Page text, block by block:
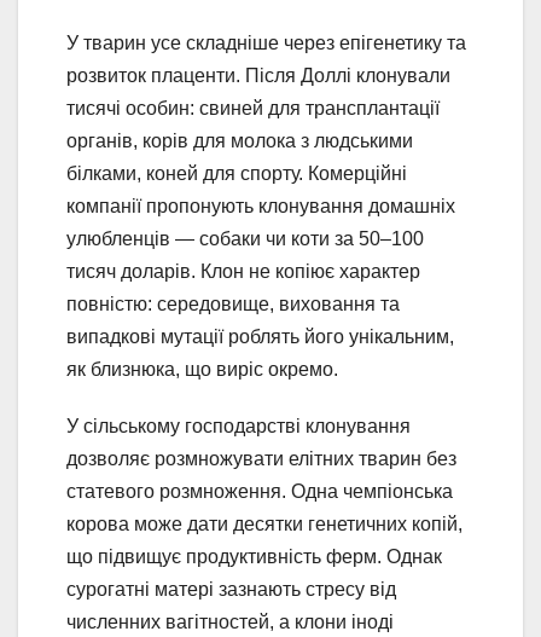
У тварин усе складніше через епігенетику та
розвиток плаценти. Після Доллі клонували
тисячі особин: свиней для трансплантації
органів, корів для молока з людськими
білками, коней для спорту. Комерційні
компанії пропонують клонування домашніх
улюбленців — собаки чи коти за 50–100
тисяч доларів. Клон не копіює характер
повністю: середовище, виховання та
випадкові мутації роблять його унікальним,
як близнюка, що виріс окремо.
У сільському господарстві клонування
дозволяє розмножувати елітних тварин без
статевого розмноження. Одна чемпіонська
корова може дати десятки генетичних копій,
що підвищує продуктивність ферм. Однак
сурогатні матері зазнають стресу від
численних вагітностей, а клони іноді